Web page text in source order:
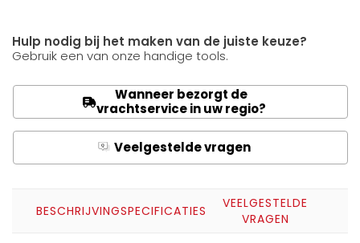
Hulp nodig bij het maken van de juiste keuze?
Gebruik een van onze handige tools.
Wanneer bezorgt de
vrachtservice in uw regio?
Q Veelgestelde vragen
BESCHRIJVINGSPECIFICATIES
VEELGESTELDE
VRAGEN